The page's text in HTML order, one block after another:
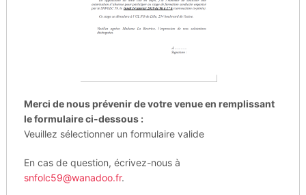
Merci de nous prévenir de votre venue en remplissant
le formulaire ci-dessous :
Veuillez sélectionner un formulaire valide
En cas de question, écrivez-nous à
snfolc59@wanadoo.fr.